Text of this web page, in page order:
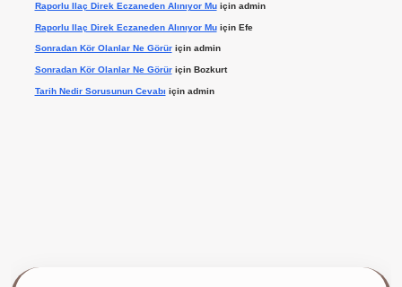
Raporlu Ilaç Direk Eczaneden Alınıyor Muiçin admin
Raporlu Ilaç Direk Eczaneden Alınıyor Muiçin Efe
Sonradan Kör Olanlar Ne Görüriçin admin
Sonradan Kör Olanlar Ne Görüriçin Bozkurt
Tarih Nedir Sorusunun Cevabı için admin